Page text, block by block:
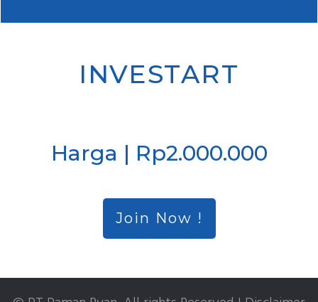
INVESTART
Harga | Rp2.000.000
Join Now !